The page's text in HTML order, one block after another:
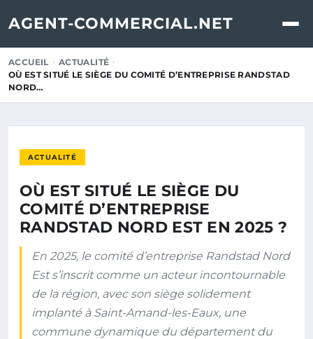
AGENT-COMMERCIAL.NET
ACCUEIL
ACTUALITÉ
OÙ EST SITUÉ LE SIÈGE DU COMITÉ D’ENTREPRISE RANDSTAD
NORD…
ACTUALITÉ
OÙ EST SITUÉ LE SIÈGE DU
COMITÉ D’ENTREPRISE
RANDSTAD NORD EST EN 2025 ?
En 2025, le comité d’entreprise Randstad Nord
Est s’inscrit comme un acteur incontournable
de la région, avec son siège solidement
implanté à Saint-Amand-les-Eaux, une
commune dynamique du département du